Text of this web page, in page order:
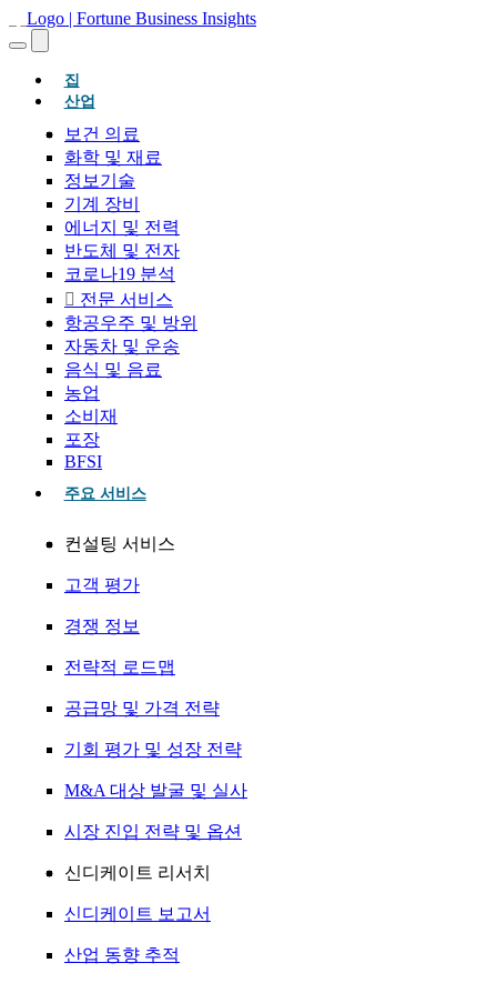
집(현재의)
산업
보건 의료
화학 및 재료
정보기술
기계 장비
에너지 및 전력
반도체 및 전자
코로나19 분석
전문 서비스
항공우주 및 방위
자동차 및 운송
음식 및 음료
농업
소비재
포장
BFSI
주요 서비스
컨설팅 서비스
고객 평가
경쟁 정보
전략적 로드맵
공급망 및 가격 전략
기회 평가 및 성장 전략
M&A 대상 발굴 및 실사
시장 진입 전략 및 옵션
신디케이트 리서치
신디케이트 보고서
산업 동향 추적